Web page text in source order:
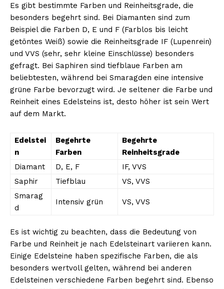
Es gibt bestimmte Farben und Reinheitsgrade, die
besonders begehrt sind. Bei Diamanten sind zum
Beispiel die Farben D, E und F (Farblos bis leicht
getöntes Weiß) sowie die Reinheitsgrade IF (Lupenrein)
und VVS (sehr, sehr kleine Einschlüsse) besonders
gefragt. Bei Saphiren sind tiefblaue Farben am
beliebtesten, während bei Smaragden eine intensive
grüne Farbe bevorzugt wird. Je seltener die Farbe und
Reinheit eines Edelsteins ist, desto höher ist sein Wert
auf dem Markt.
Edelstei
n
Begehrte
Farben
Begehrte
Reinheitsgrade
Diamant
D, E, F
IF, VVS
Saphir
Tiefblau
VS, VVS
Smarag
d
Intensiv grün VS, VVS
Es ist wichtig zu beachten, dass die Bedeutung von
Farbe und Reinheit je nach Edelsteinart variieren kann.
Einige Edelsteine haben spezifische Farben, die als
besonders wertvoll gelten, während bei anderen
Edelsteinen verschiedene Farben begehrt sind. Ebenso